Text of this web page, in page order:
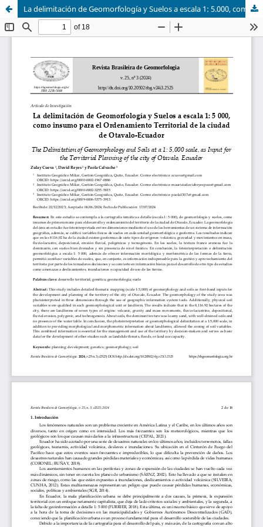
La delimitación de Geomorfología y Suelos a escala 1: 5.000, como insumo para el Ordenamiento Territorial de la ciudad de Otavalo-Ecuador